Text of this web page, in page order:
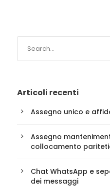
Articoli recenti
Assegno unico e
Assegno
collocamento
Chat WhatsApp e
dei messaggi